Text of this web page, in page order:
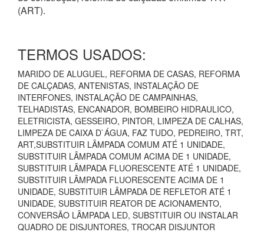
(ART).
TERMOS USADOS:
MARIDO DE ALUGUEL, REFORMA DE CASAS, REFORMA
DE CALÇADAS, ANTENISTAS, INSTALAÇÃO DE
INTERFONES, INSTALAÇÃO DE CAMPAINHAS,
TELHADISTAS, ENCANADOR, BOMBEIRO HIDRAULICO,
ELETRICISTA, GESSEIRO, PINTOR, LIMPEZA DE CALHAS,
LIMPEZA DE CAIXA D`ÁGUA, FAZ TUDO, PEDREIRO, TRT,
ART,SUBSTITUIR LÂMPADA COMUM ATÉ 1 UNIDADE,
SUBSTITUIR LÂMPADA COMUM ACIMA DE 1 UNIDADE,
SUBSTITUIR LÂMPADA FLUORESCENTE ATÉ 1 UNIDADE,
SUBSTITUIR LÂMPADA FLUORESCENTE ACIMA DE 1
UNIDADE, SUBSTITUIR LÂMPADA DE REFLETOR ATÉ 1
UNIDADE, SUBSTITUIR REATOR DE ACIONAMENTO,
CONVERSÃO LÂMPADA LED, SUBSTITUIR OU INSTALAR
QUADRO DE DISJUNTORES, TROCAR DISJUNTOR